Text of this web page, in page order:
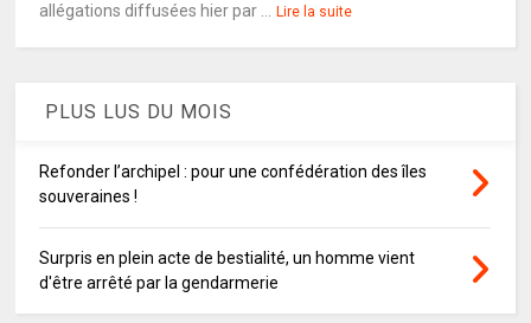
allégations diffusées hier par ... Lire la suite
PLUS LUS DU MOIS
Refonder l’archipel : pour une confédération des îles
souveraines !
Surpris en plein acte de bestialité, un homme vient
d'être arrêté par la gendarmerie